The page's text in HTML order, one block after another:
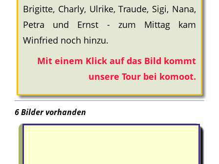
Brigitte, Charly, Ulrike, Traude, Sigi, Nana,
Petra und Ernst - zum Mittag kam
Winfried noch hinzu.
Mit einem Klick auf das Bild kommt
unsere Tour bei komoot.
6 Bilder vorhanden